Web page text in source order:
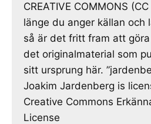
CREATIVE COMMONS
länge du anger källan och
så är det fritt fram att
det originalmaterial som
sitt ursprung här.
Joakim Jardenberg is
Creative Commons
License